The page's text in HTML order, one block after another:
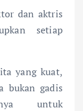
dan aktris
setiap
yang kuat,
bukan gadis
untuk